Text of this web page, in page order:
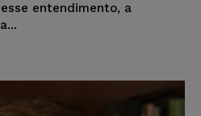
entendimento, a